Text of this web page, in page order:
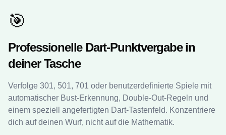
🎯
Professionelle Dart-Punktvergabe in
deiner Tasche
Verfolge 301, 501, 701 oder benutzerdefinierte Spiele mit
automatischer Bust-Erkennung, Double-Out-Regeln und
einem speziell angefertigten Dart-Tastenfeld. Konzentriere
dich auf deinen Wurf, nicht auf die Mathematik.